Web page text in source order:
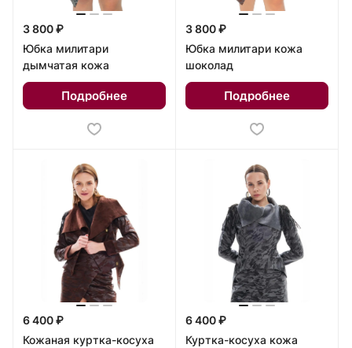
3 800 ₽
Юбка милитари
дымчатая кожа
Подробнее
3 800 ₽
Юбка милитари кожа
шоколад
Подробнее
6 400 ₽
Кожаная куртка-косуха
6 400 ₽
Куртка-косуха кожа